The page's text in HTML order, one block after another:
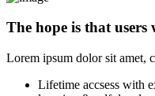
The hope is that users
Lorem ipsum dolor sit amet,
Lifetime accsess with